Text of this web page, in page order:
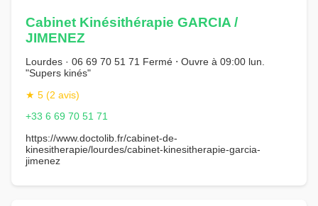
Cabinet Kinésithérapie GARCIA /
JIMENEZ
Lourdes · 06 69 70 51 71 Fermé ⋅ Ouvre à 09:00 lun.
"Supers kinés"
★ 5 (2 avis)
+33 6 69 70 51 71
https://www.doctolib.fr/cabinet-de-
kinesitherapie/lourdes/cabinet-kinesitherapie-garcia-
jimenez